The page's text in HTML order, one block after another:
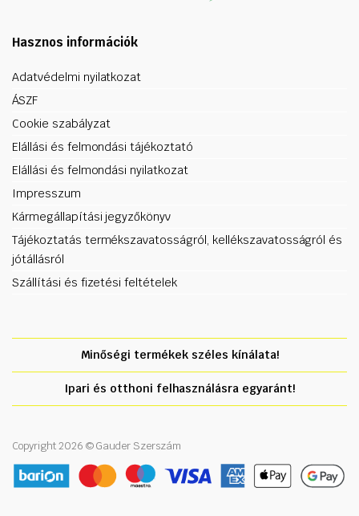
Hasznos információk
Adatvédelmi nyilatkozat
ÁSZF
Cookie szabályzat
Elállási és felmondási tájékoztató
Elállási és felmondási nyilatkozat
Impresszum
Kármegállapítási jegyzőkönyv
Tájékoztatás termékszavatosságról, kellékszavatosságról és
jótállásról
Szállítási és fizetési feltételek
Minőségi termékek széles kínálata!
Ipari és otthoni felhasználásra egyaránt!
Copyright 2026 © Gauder Szerszám